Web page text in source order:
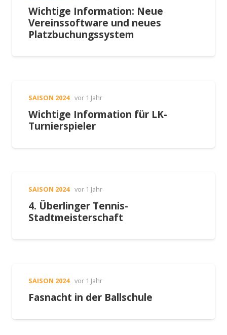
Wichtige Information: Neue
Vereinssoftware und neues
Platzbuchungssystem
SAISON 2024 vor 1 Jahr
Wichtige Information für LK-
Turnierspieler
SAISON 2024 vor 1 Jahr
4. Überlinger Tennis-
Stadtmeisterschaft
SAISON 2024 vor 1 Jahr
Fasnacht in der Ballschule